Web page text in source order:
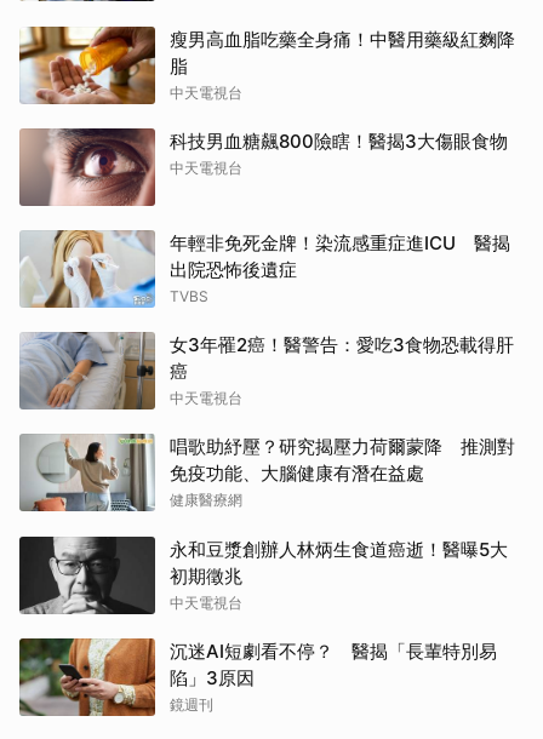
瘦男高血脂吃藥全身痛！中醫用藥級紅麴降
脂
中天電視台
科技男血糖飆800險瞎！醫揭3大傷眼食物
中天電視台
年輕非免死金牌！染流感重症進ICU 醫揭
出院恐怖後遺症
TVBS
女3年罹2癌！醫警告：愛吃3食物恐載得肝
癌
中天電視台
唱歌助紓壓？研究揭壓力荷爾蒙降 推測對
免疫功能、大腦健康有潛在益處
健康醫療網
永和豆漿創辦人林炳生食道癌逝！醫曝5大
初期徵兆
中天電視台
沉迷AI短劇看不停？ 醫揭「長輩特別易
陷」3原因
鏡週刊